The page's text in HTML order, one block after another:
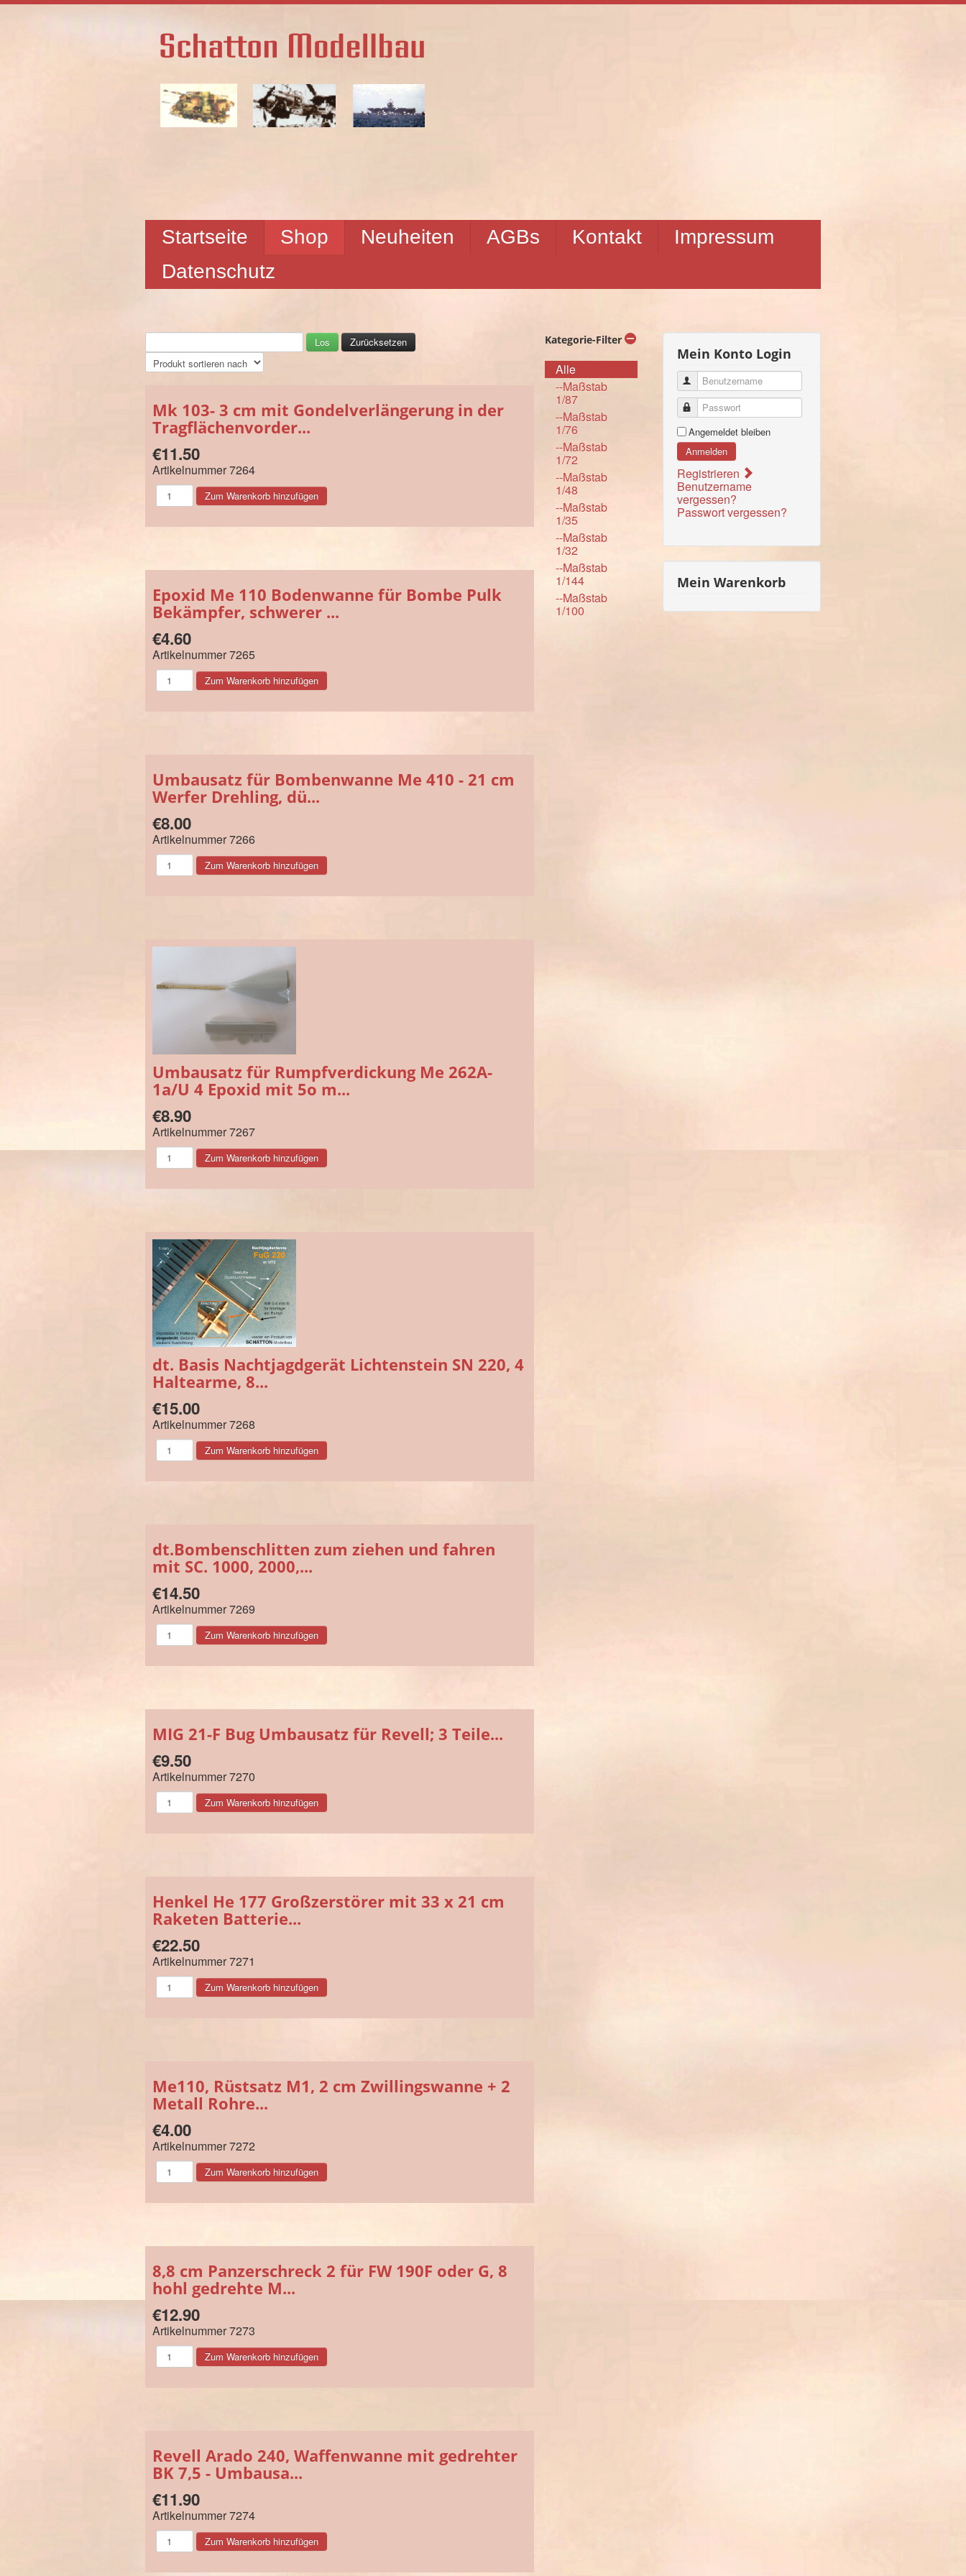
Startseite Shop Neuheiten AGBs Kontakt
Impressum
Datenschutz
Mk 103- 3 cm mit Gondelverlängerung in der
Tragflächenvorder...
€11.50
Artikelnummer7264
Epoxid Me 110 Bodenwanne für Bombe Pulk
Bekämpfer, schwerer ...
€4.60
Artikelnummer7265
Umbausatz für Bombenwanne Me 410 - 21 cm
Werfer Drehling, dü...
€8.00
Artikelnummer7266
Umbausatz für Rumpfverdickung Me 262A-
1a/U 4 Epoxid mit 5o m...
€8.90
Artikelnummer7267
dt. Basis Nachtjagdgerät Lichtenstein SN 220, 4
Haltearme, 8...
€15.00
Artikelnummer7268
dt.Bombenschlitten zum ziehen und fahren
mit SC. 1000, 2000,...
€14.50
Artikelnummer7269
MIG 21-F Bug Umbausatz für Revell; 3 Teile...
€9.50
Artikelnummer7270
Henkel He 177 Großzerstörer mit 33 x 21 cm
Raketen Batterie...
€22.50
Artikelnummer7271
Me110, Rüstsatz M1, 2 cm Zwillingswanne + 2
Metall Rohre...
€4.00
Artikelnummer7272
8,8 cm Panzerschreck 2 für FW 190F oder G, 8
hohl gedrehte M...
€12.90
Artikelnummer7273
Revell Arado 240, Waffenwanne mit gedrehter
BK 7,5 - Umbausa...
€11.90
Artikelnummer7274
Kategorie-Filter
Alle
--Maßstab
1/87
--Maßstab
1/76
--Maßstab
1/72
--Maßstab
1/48
--Maßstab
1/35
--Maßstab
1/32
--Maßstab
1/144
--Maßstab
1/100
Mein Konto Login
Benutzername
Passwort
Angemeldet bleiben
Anmelden
Registrieren
Benutzername
vergessen?
Passwort vergessen?
Mein Warenkorb